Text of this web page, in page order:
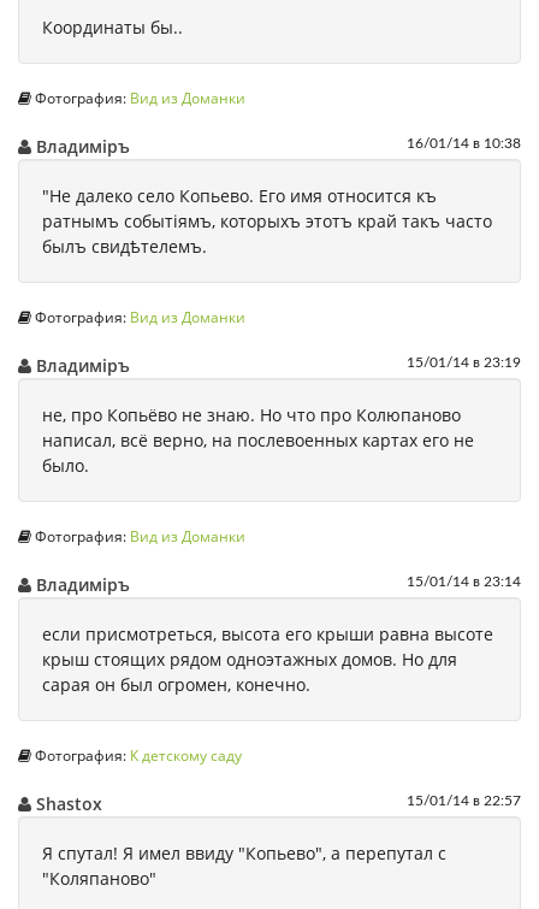
Координаты бы..
Фотография: Вид из Доманки
16/01/14 в 10:38
Владимiръ
"Не далеко село Копьево. Его имя относится къ
ратнымъ событiямъ, которыхъ этотъ край такъ часто
былъ свидѣтелемъ.
Фотография: Вид из Доманки
15/01/14 в 23:19
Владимiръ
не, про Копьёво не знаю. Но что про Колюпаново
написал, всё верно, на послевоенных картах его не
было.
Фотография: Вид из Доманки
15/01/14 в 23:14
Владимiръ
если присмотреться, высота его крыши равна высоте
крыш стоящих рядом одноэтажных домов. Но для
сарая он был огромен, конечно.
Фотография: К детскому саду
15/01/14 в 22:57
Shastox
Я спутал! Я имел ввиду "Копьево", а перепутал с
"Коляпаново"